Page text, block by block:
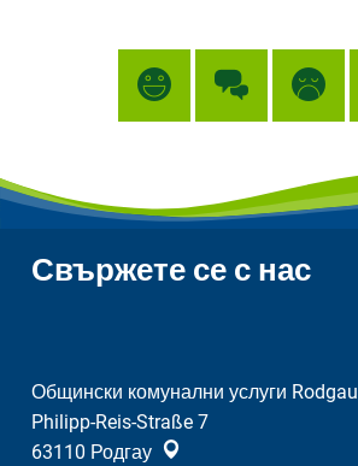
Свържете се с нас
Общински комунални услуги Rodgau
Philipp-Reis-Straße 7
63110 Родгау